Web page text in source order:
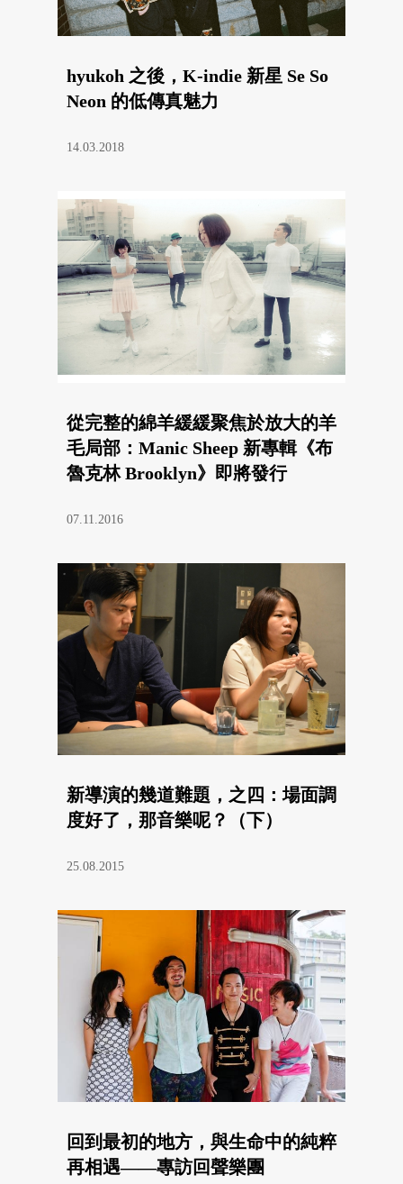
hyukoh 之後，K-indie 新星 Se So
Neon 的低傳真魅力
14.03.2018
從完整的綿羊緩緩聚焦於放大的羊
毛局部：Manic Sheep 新專輯《布
魯克林 Brooklyn》即將發行
07.11.2016
新導演的幾道難題，之四：場面調
度好了，那音樂呢？（下）
25.08.2015
回到最初的地方，與生命中的純粹
再相遇——專訪回聲樂團